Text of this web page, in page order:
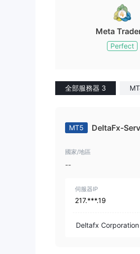
Meta
Perfect
全部服務器 3
MT5 DeltaFx-
國家/地區
--
伺服器IP
217.***.19
Deltafx Corporation